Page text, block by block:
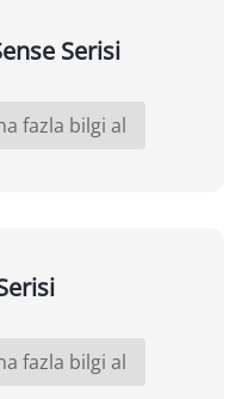
Serisi
fazla bilgi al
fazla bilgi al